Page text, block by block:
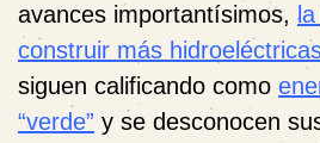
avances importantísimos,
construir más
siguen calificando como
“verde” y se desconocen